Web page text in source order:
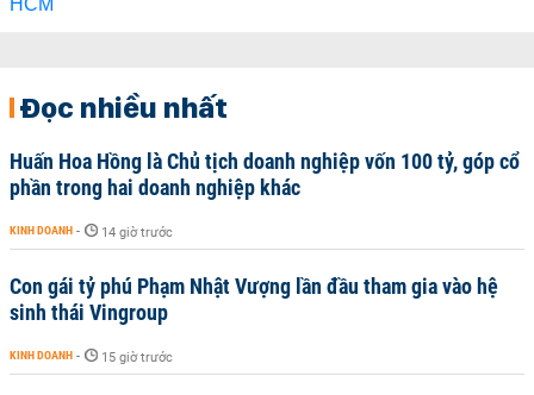
Đọc nhiều nhất
Huấn Hoa Hồng là Chủ tịch doanh nghiệp vốn 100 tỷ, góp cổ
phần trong hai doanh nghiệp khác
KINH DOANH - 14 giờ trước
Con gái tỷ phú Phạm Nhật Vượng lần đầu tham gia vào hệ
sinh thái Vingroup
KINH DOANH - 15 giờ trước